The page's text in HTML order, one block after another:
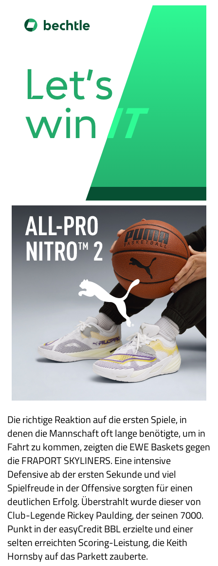
Die richtige Reaktion auf die ersten Spiele, in
denen die Mannschaft oft lange benötigte, um in
Fahrt zu kommen, zeigten die EWE Baskets gegen
die FRAPORT SKYLINERS. Eine intensive
Defensive ab der ersten Sekunde und viel
Spielfreude in der Offensive sorgten für einen
deutlichen Erfolg. Überstrahlt wurde dieser von
Club-Legende Rickey Paulding, der seinen 7000.
Punkt in der easyCredit BBL erzielte und einer
selten erreichten Scoring-Leistung, die Keith
Hornsby auf das Parkett zauberte.